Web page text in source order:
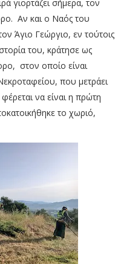
γιορτάζει σήμερα, τον
Αν και ο Ναός του
Άγιο Γεώργιο, εν τούτοις
του, κράτησε ως
στον οποίο είναι
που μετράει
να είναι η πρώτη
το χωριό,